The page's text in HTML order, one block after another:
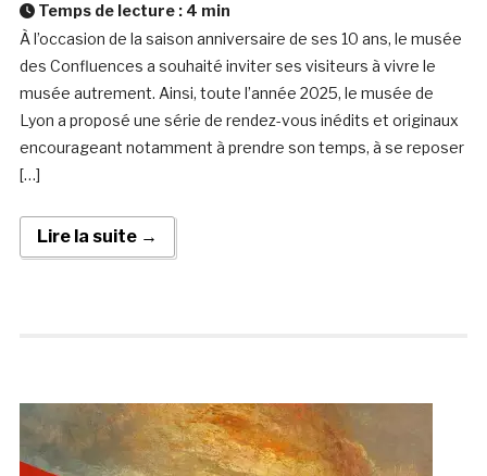
Temps de lecture : 4 min
À l’occasion de la saison anniversaire de ses 10 ans, le musée
des Confluences a souhaité inviter ses visiteurs à vivre le
musée autrement. Ainsi, toute l’année 2025, le musée de
Lyon a proposé une série de rendez-vous inédits et originaux
encourageant notamment à prendre son temps, à se reposer
[…]
Lire la suite →